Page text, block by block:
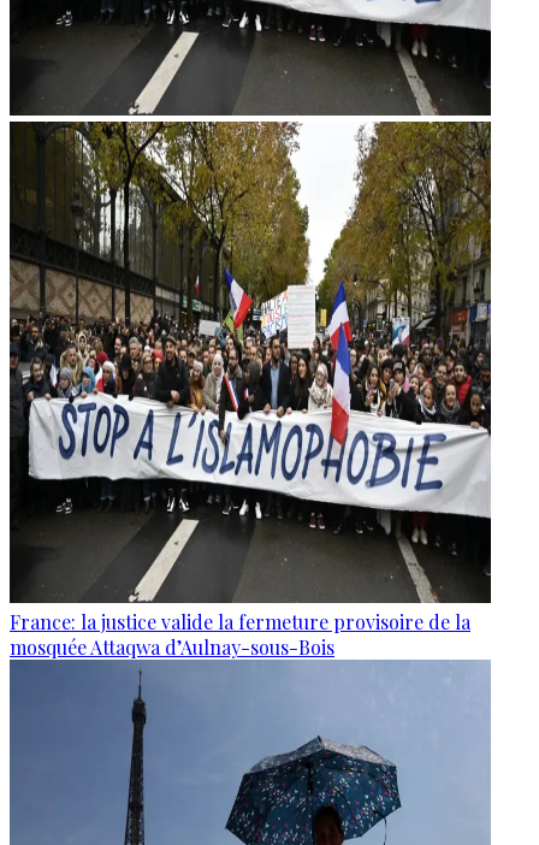
France: la justice valide la fermeture provisoire de la
mosquée Attaqwa d’Aulnay-sous-Bois